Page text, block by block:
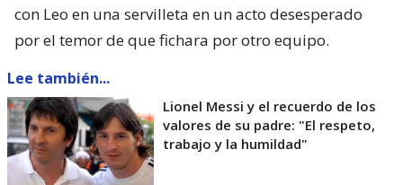
con Leo en una servilleta en un acto desesperado
por el temor de que fichara por otro equipo.
Lee también...
Lionel Messi y el recuerdo de los
valores de su padre: "El respeto,
trabajo y la humildad"